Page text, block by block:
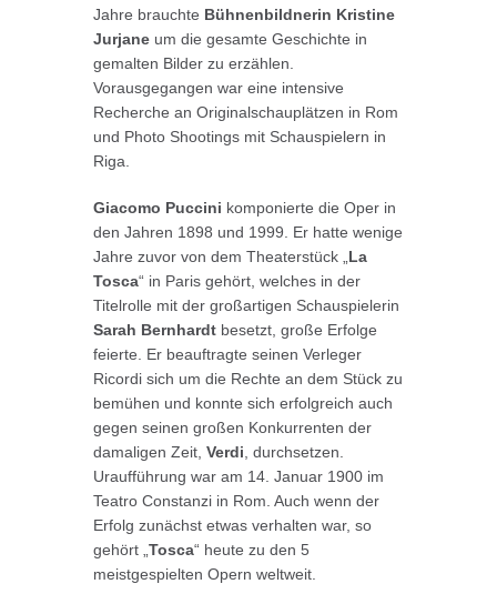
Jahre brauchte Bühnenbildnerin Kristine
Jurjaneum die gesamte Geschichte in
gemalten Bilder zu erzählen.
Vorausgegangen war eine intensive
Recherche an Originalschauplätzen in Rom
und Photo Shootings mit Schauspielern in
Riga.
Giacomo Puccini komponierte die Oper in
den Jahren 1898 und 1999. Er hatte wenige
Jahre zuvor von dem Theaterstück „ La
Tosca“ in Paris gehört, welches in der
Titelrolle mit der großartigen Schauspielerin
Sarah Bernhardtbesetzt, große Erfolge
feierte. Er beauftragte seinen Verleger
Ricordi sich um die Rechte an dem Stück zu
bemühen und konnte sich erfolgreich auch
gegen seinen großen Konkurrenten der
damaligen Zeit, Verdi , durchsetzen.
Uraufführung war am 14. Januar 1900 im
Teatro Constanzi in Rom. Auch wenn der
Erfolg zunächst etwas verhalten war, so
gehört „ Tosca“ heute zu den 5
meistgespielten Opern weltweit.